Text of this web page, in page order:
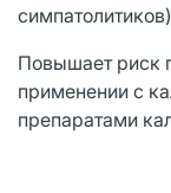
Повышает риск
применении с
препаратами